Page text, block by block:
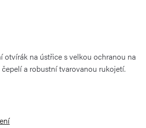
otvírák na ústřice s velkou ochranou na
a robustní tvarovanou rukojetí.